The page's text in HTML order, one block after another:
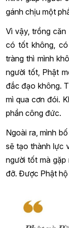
gánh chịu một
Vì vậy, trồng căn
có tốt không,
tràng thì mình
người tốt, Phật
đắc đạo không.
mì qua cơn đói.
phần công đức.
Ngoài ra, mình
sẽ tạo thành lực
người tốt mà gặp
đỡ. Được Phật hộ